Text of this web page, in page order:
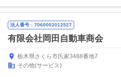
法人番号：7060002012527
有限会社岡田自動車商会
栃木県さくら市氏家3488番地7
その他(サービス)